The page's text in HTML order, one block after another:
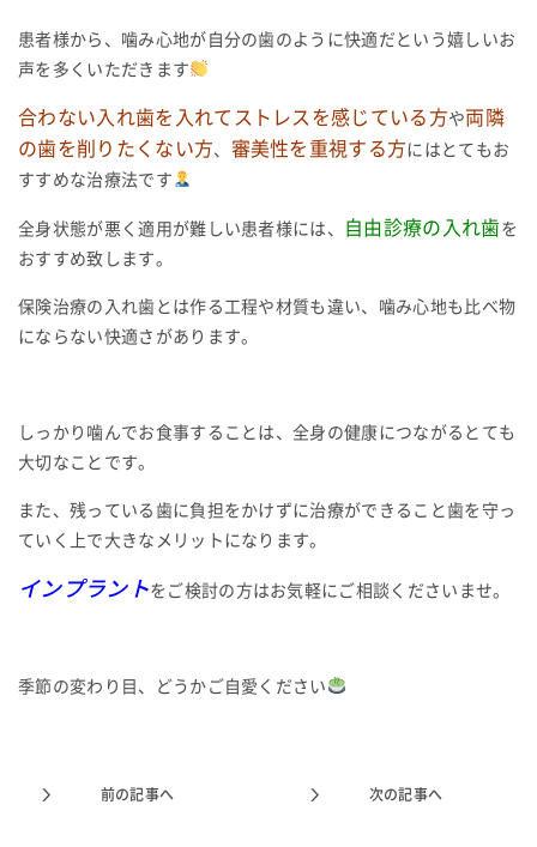
患者様から、噛み心地が自分の歯のように快適だという嬉しいお
声を多くいただきます
合わない入れ歯を入れてストレスを感じている方や両隣
の歯を削りたくない方、 審美性を重視する方にはとてもお
すすめな治療法です
全身状態が悪く適用が難しい患者様には、 自由診療の入れ歯を
おすすめ致します。
保険治療の入れ歯とは作る工程や材質も違い、噛み心地も比べ物
にならない快適さがあります。
しっかり噛んでお食事することは、全身の健康につながるとても
大切なことです。
また、残っている歯に負担をかけずに治療ができること歯を守っ
ていく上で大きなメリットになります。
インプラントをご検討の方はお気軽にご相談くださいませ。
季節の変わり目、どうかご自愛ください
前の記事へ 次の記事へ